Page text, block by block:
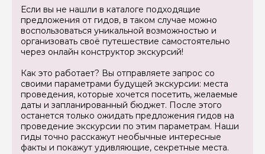
Если вы не нашли в каталоге подходящие
предложения от гидов, в таком случае можно
воспользоваться уникальной возможностью и
организовать своё путешествие самостоятельно
через онлайн конструктор экскурсий!
Как это работает? Вы отправляете запрос со
своими параметрами будущей экскурсии: места
проведения, которые хочется посетить, желаемые
даты и запланированный бюджет. После этого
останется только ожидать предложения гидов на
проведение экскурсии по этим параметрам. Наши
гиды точно расскажут необычные интересные
факты и покажут удивляющие, секретные места.
Ваша электронная почта
Ваш номер телефона
Вопросы и комментарии
Если у вас есть интересующие вопросы, можете их
задать